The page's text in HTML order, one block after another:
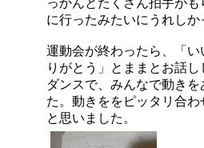
っかんとたくさん拍手が
に行ったみたいにうれしか
運動会が終わったら、「
りがとう」とままとお話し
ダンスで、みんなで動き
た。動きををピッタリ合
と思いました。